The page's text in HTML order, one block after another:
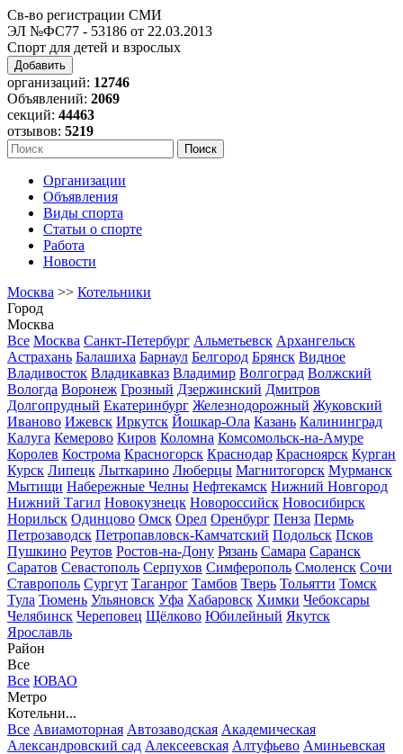
Св-во регистрации СМИ
ЭЛ №ФС77 - 53186 от 22.03.2013
Спорт для детей и взрослых
Добавить
организаций: 12746
Объявлений: 2069
секций: 44463
отзывов: 5219
Организации
Объявления
Виды спорта
Статьи о спорте
Работа
Новости
Москва >> Котельники
Город
Москва
Все Москва Санкт-Петербург Альметьевск Архангельск
Астрахань Балашиха Барнаул Белгород Брянск Видное
Владивосток Владикавказ Владимир Волгоград Волжский
Вологда Воронеж Грозный Дзержинский Дмитров
Долгопрудный Екатеринбург Железнодорожный Жуковский
Иваново Ижевск Иркутск Йошкар-Ола Казань Калининград
Калуга Кемерово Киров Коломна Комсомольск-на-Амуре
Королев Кострома Красногорск Краснодар Красноярск Курган
Курск Липецк Лыткарино Люберцы Магнитогорск Мурманск
Мытищи Набережные Челны Нефтекамск Нижний Новгород
Нижний Тагил Новокузнецк Новороссийск Новосибирск
Норильск Одинцово Омск Орел Оренбург Пенза Пермь
Петрозаводск Петропавловск-Камчатский Подольск Псков
Пушкино Реутов Ростов-на-Дону Рязань Самара Саранск
Саратов Севастополь Серпухов Симферополь Смоленск Сочи
Ставрополь Сургут Таганрог Тамбов Тверь Тольятти Томск
Тула Тюмень Ульяновск Уфа Хабаровск Химки Чебоксары
Челябинск Череповец Щёлково Юбилейный Якутск
Ярославль
Район
Все
Все ЮВАО
Метро
Котельни...
Все Авиамоторная Автозаводская Академическая
Александровский сад Алексеевская Алтуфьево Аминьевская